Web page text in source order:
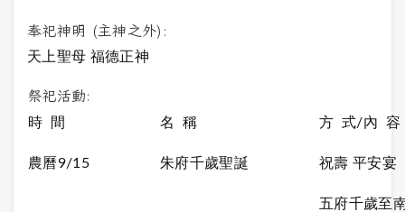
奉祀神明 (主神之外):
天上聖母 福德正神
祭祀活動:
時 間 名 稱 方 式/內 容
農曆9/15 朱府千歲聖誕 祝壽 平安宴
五府千歲至